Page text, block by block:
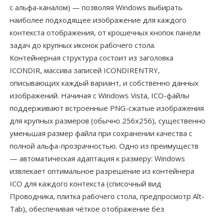
с альфа-каналом) — позволяя Windows выбирать
наиболее подходящее изображение для каждого
контекста отображения, от крошечных кнопок панели
задач до крупных иконок рабочего стола.
Контейнерная структура состоит из заголовка
ICONDIR, массива записей ICONDIRENTRY,
описывающих каждый вариант, и собственно данных
изображений. Начиная с Windows Vista, ICO-файлы
поддерживают встроенные PNG-сжатые изображения
для крупных размеров (обычно 256x256), существенно
уменьшая размер файла при сохранении качества с
полной альфа-прозрачностью. Одно из преимуществ
— автоматическая адаптация к размеру: Windows
извлекает оптимальное разрешение из контейнера
ICO для каждого контекста (списочный вид
Проводника, плитка рабочего стола, предпросмотр Alt-
Tab), обеспечивая чёткое отображение без